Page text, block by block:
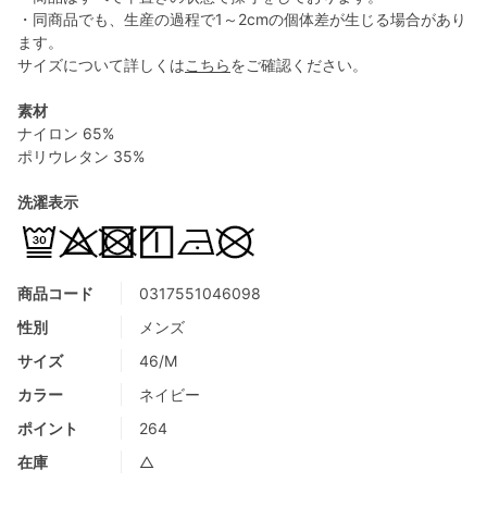
商品コード
0317551046098
性別
メンズ
サイズ
46/M
カラー
ネイビー
ポイント
264
在庫
△
・同商品でも、生産の過程で1～2cmの個体差が生じる場合があり
ます。
サイズについて詳しくはこちらをご確認ください。
素材
ナイロン 65%
ポリウレタン 35%
洗濯表示